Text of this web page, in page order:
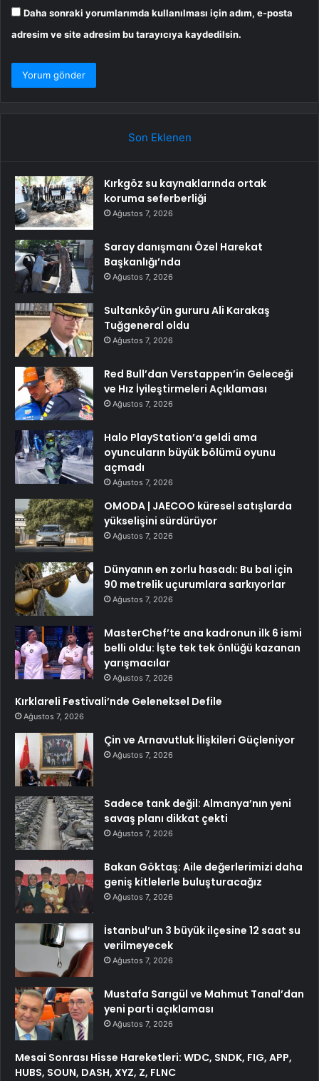
Daha sonraki yorumlarımda kullanılması için adım, e-posta
adresim ve site adresim bu tarayıcıya kaydedilsin.
Son Eklenen
Kırkgöz su kaynaklarında ortak
koruma seferberliği
Ağustos 7, 2026
Saray danışmanı Özel Harekat
Başkanlığı’nda
Ağustos 7, 2026
Sultanköy’ün gururu Ali Karakaş
Tuğgeneral oldu
Ağustos 7, 2026
Red Bull’dan Verstappen’in Geleceği
ve Hız İyileştirmeleri Açıklaması
Ağustos 7, 2026
Halo PlayStation’a geldi ama
oyuncuların büyük bölümü oyunu
açmadı
Ağustos 7, 2026
OMODA | JAECOO küresel satışlarda
yükselişini sürdürüyor
Ağustos 7, 2026
Dünyanın en zorlu hasadı: Bu bal için
90 metrelik uçurumlara sarkıyorlar
Ağustos 7, 2026
MasterChef’te ana kadronun ilk 6 ismi
belli oldu: İşte tek tek önlüğü kazanan
yarışmacılar
Ağustos 7, 2026
Kırklareli Festivali’nde Geleneksel Defile
Ağustos 7, 2026
Çin ve Arnavutluk İlişkileri Güçleniyor
Ağustos 7, 2026
Sadece tank değil: Almanya’nın yeni
savaş planı dikkat çekti
Ağustos 7, 2026
Bakan Göktaş: Aile değerlerimizi daha
geniş kitlelerle buluşturacağız
Ağustos 7, 2026
İstanbul’un 3 büyük ilçesine 12 saat su
verilmeyecek
Ağustos 7, 2026
Mustafa Sarıgül ve Mahmut Tanal’dan
yeni parti açıklaması
Ağustos 7, 2026
Mesai Sonrası Hisse Hareketleri: WDC, SNDK, FIG, APP,
HUBS, SOUN, DASH, XYZ, Z, FLNC